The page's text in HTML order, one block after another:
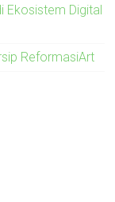
Ekosistem Digital
ReformasiArt